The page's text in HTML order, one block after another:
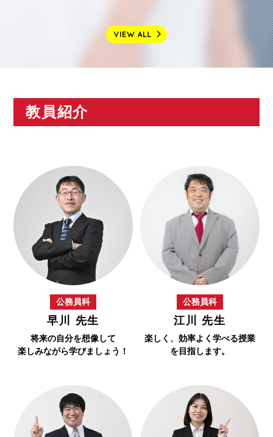
教員紹介
公務員科
早川 先生
将来の自分を想像して
楽しみながら学びましょう！
公務員科
江川 先生
楽しく、効率よく学べる授業
を目指します。